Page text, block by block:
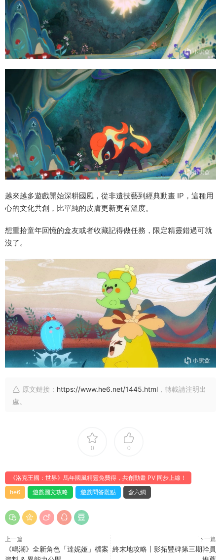
越來越多遊戲開始深耕國風，從非遺技藝到經典動畫 IP，這種用
心的文化共創，比單純的皮膚更新更有溫度。
想重拾童年回憶的盒友或者收藏記得做任務，限定精靈錯過可就
沒了。
原文鏈接： https://www.he6.net/1445.html ，轉載請注明出
處。
0 0
《洛克王國：世界》馬年國風精靈免費得，共創動畫 PV 同步上線！
he6
遊戲圖文攻略 遊戲問答難點 盒六網
上一篇
《鳴潮》全新角色「達妮娅」檔案
下一篇
終末地攻略丨影拓豐碑第三期幹員